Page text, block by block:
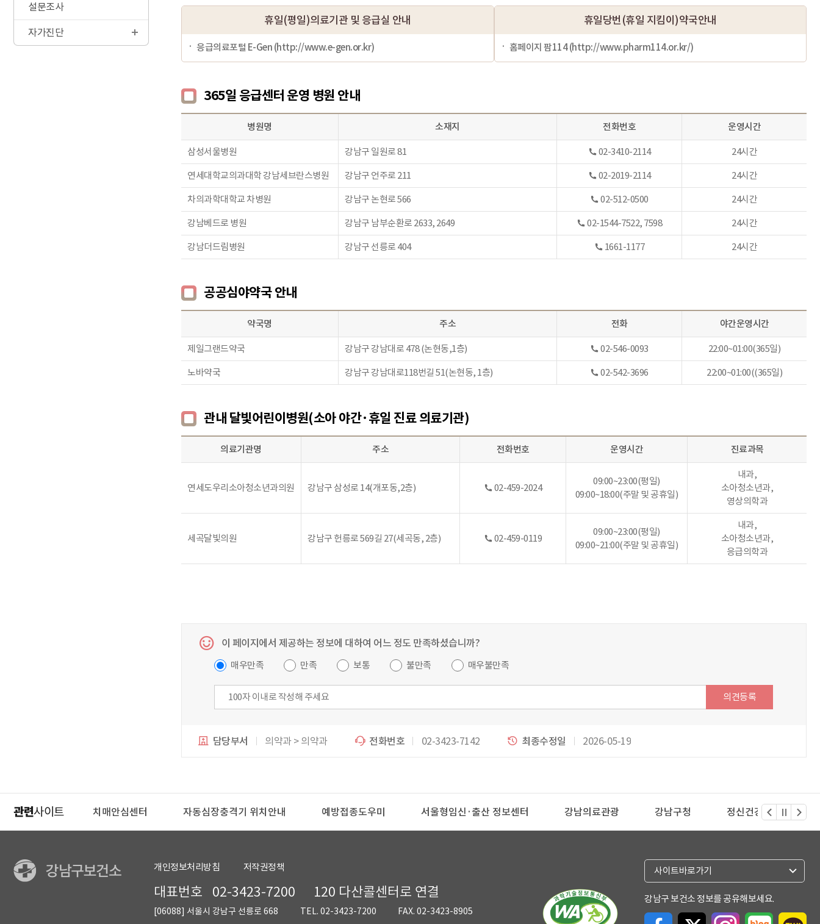
설문조사
자가진단
휴일(평일)의료기관 및 응급실 안내
응급의료포털 E-Gen (http://www.e-gen.or.kr)
휴일당번(휴일 지킴이)약국안내
홈페이지 팜114 (http://www.pharm114.or.kr/)
365일 응급센터 운영 병원 안내
병원명 소재지 전화번호 운영시간
삼성서울병원 강남구 일원로 81 02-3410-2114 24시간
연세대학교의과대학 강남세브란스병원 강남구 언주로 211 02-2019-2114 24시간
차의과학대학교 차병원 강남구 논현로 566 02-512-0500 24시간
강남베드로 병원 강남구 남부순환로 2633, 2649 02-1544-7522, 7598 24시간
강남더드림병원 강남구 선릉로 404 1661-1177 24시간
공공심야약국 안내
약국명 주소 전화 야간운영시간
제일그랜드약국 강남구 강남대로 478 (논현동,1층) 02-546-0093 22:00~01:00(365일)
노바약국 강남구 강남대로118번길 51(논현동, 1층) 02-542-3696 22:00~01:00((365일)
관내 달빛어린이병원(소아 야간·휴일 진료 의료기관)
의료기관명 주소 전화번호 운영시간 진료과목
연세도우리소아청소년과의원 강남구 삼성로 14(개포동,2층) 02-459-2024
09:00~23:00(평일)
09:00~18:00(주말 및 공휴일)
내과,
소아청소년과,
영상의학과
세곡달빛의원 강남구 헌릉로 569길 27(세곡동, 2층) 02-459-0119
09:00~23:00(평일)
09:00~21:00(주말 및 공휴일)
내과,
소아청소년과,
응급의학과
이 페이지에서 제공하는 정보에 대하여 어느 정도 만족하셨습니까?
매우만족 만족 보통 불만족 매우불만족
의견등록
담당부서 의약과 > 의약과 전화번호 02-3423-7142 최종수정일 2026-05-19
관련사이트
에이징센터 치매안심센터 자동심장충격기 위치안내 예방접종도우미 서울형임신·출산 정보센터 강남의료관광 강남구청 정신건강복지센터
개인정보처리방침 저작권정책
대표번호 02-3423-7200 120 다산콜센터로 연결
[06088] 서울시 강남구 선릉로 668 TEL. 02-3423-7200 FAX. 02-3423-8905
사이트바로가기
기
강남구 보건소 정보를 공유해보세요.